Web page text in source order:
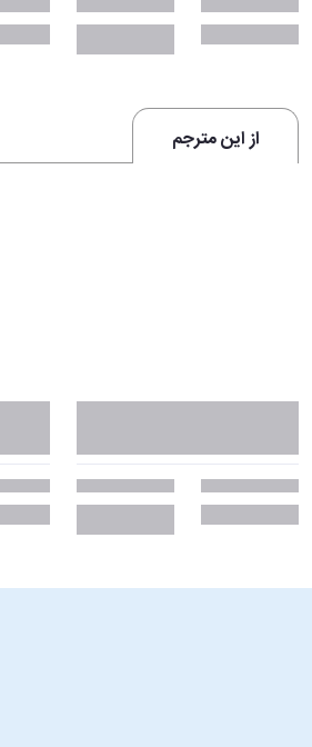
از این مترجم